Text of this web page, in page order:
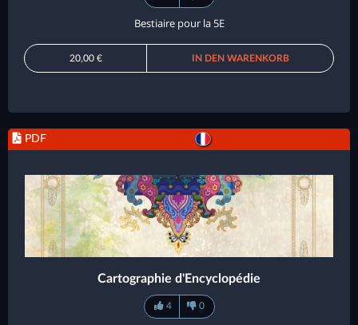
Bestiaire pour la 5E
20,00 € IN DEN WARENKORB
PDF
Cartographie d'Encyclopédie
4 0